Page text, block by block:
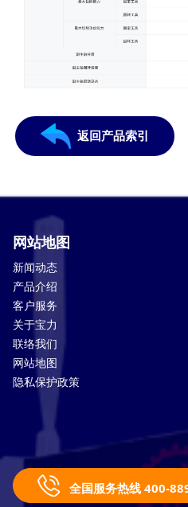
返回产品索引
网站地图
新闻动态
产品介绍
客户服务
关于宝力
联络我们
网站地图
隐私保护政策
全国服务热线 400-